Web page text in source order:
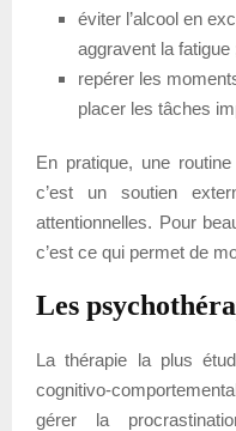
éviter l’alcool en
aggravent la fatigue
repérer les
placer les tâches
En pratique, une
c’est un soutien
attentionnelles. Pour
c’est ce qui permet de
Les
La thérapie la plus
cognitivo-
gérer la